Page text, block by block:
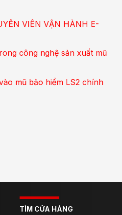
VIÊN VẬN HÀNH E-
công nghệ sản xuất mũ
mũ bảo hiểm LS2 chính
TÌM CỬA HÀNG